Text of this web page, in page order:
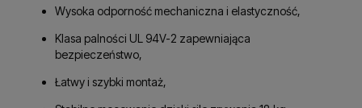
Wysoka odporność mechaniczna i elastyczność,
Klasa palności UL 94V-2 zapewniająca
bezpieczeństwo,
Łatwy i szybki montaż,